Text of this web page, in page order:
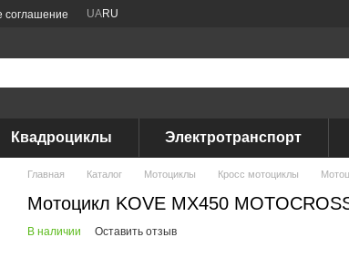
соглашение UARU
Квадроциклы Электротранспорт
Главная Каталог Мотоциклы Кросс мотоциклы
Мотоцикл KOVE MX450
В наличии Оставить отзыв